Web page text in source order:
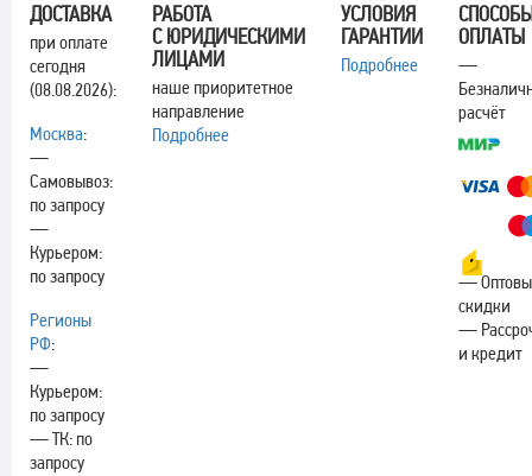
ДОСТАВКА
при оплате
сегодня
(08.08.2026):
Москва:
—
Самовывоз:
по запросу
—
Курьером:
по запросу
Регионы
РФ:
—
Курьером:
по запросу
— ТК: по
запросу
РАБОТА
С ЮРИДИЧЕСКИМИ
ЛИЦАМИ
наше приоритетное
направление
Подробнее
УСЛОВИЯ
ГАРАНТИИ
Подробнее
ОПЛАТЫ
—
расчёт
—
скидки
—
и кредит